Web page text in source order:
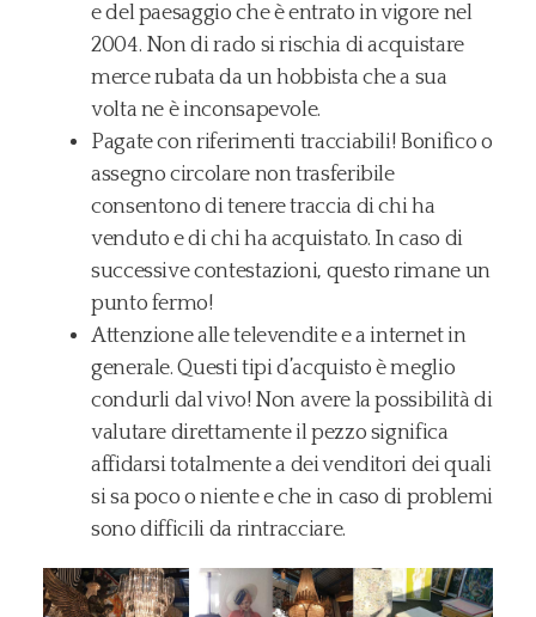
e del paesaggio che è entrato in vigore nel
2004. Non di rado si rischia di acquistare
merce rubata da un hobbista che a sua
volta ne è inconsapevole.
Pagate con riferimenti tracciabili! Bonifico o
assegno circolare non trasferibile
consentono di tenere traccia di chi ha
venduto e di chi ha acquistato. In caso di
successive contestazioni, questo rimane un
punto fermo!
Attenzione alle televendite e a internet in
generale. Questi tipi d’acquisto è meglio
condurli dal vivo! Non avere la possibilità di
valutare direttamente il pezzo significa
affidarsi totalmente a dei venditori dei quali
si sa poco o niente e che in caso di problemi
sono difficili da rintracciare.